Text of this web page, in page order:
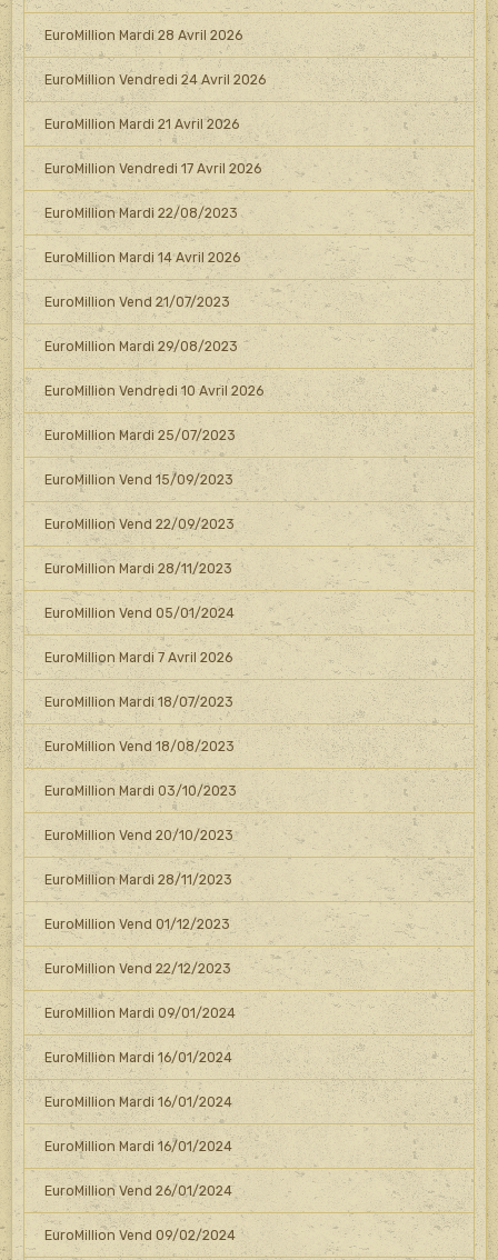
EuroMillion Mardi 28 Avril 2026
EuroMillion Vendredi 24 Avril 2026
EuroMillion Mardi 21 Avril 2026
EuroMillion Vendredi 17 Avril 2026
EuroMillion Mardi 22/08/2023
EuroMillion Mardi 14 Avril 2026
EuroMillion Vend 21/07/2023
EuroMillion Mardi 29/08/2023
EuroMillion Vendredi 10 Avril 2026
EuroMillion Mardi 25/07/2023
EuroMillion Vend 15/09/2023
EuroMillion Vend 22/09/2023
EuroMillion Mardi 28/11/2023
EuroMillion Vend 05/01/2024
EuroMillion Mardi 7 Avril 2026
EuroMillion Mardi 18/07/2023
EuroMillion Vend 18/08/2023
EuroMillion Mardi 03/10/2023
EuroMillion Vend 20/10/2023
EuroMillion Mardi 28/11/2023
EuroMillion Vend 01/12/2023
EuroMillion Vend 22/12/2023
EuroMillion Mardi 09/01/2024
EuroMillion Mardi 16/01/2024
EuroMillion Mardi 16/01/2024
EuroMillion Mardi 16/01/2024
EuroMillion Vend 26/01/2024
EuroMillion Vend 09/02/2024